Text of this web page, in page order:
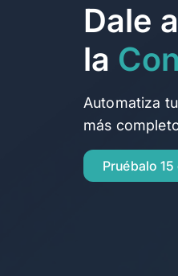
Dale
la
Automatiza
más
Pruébalo